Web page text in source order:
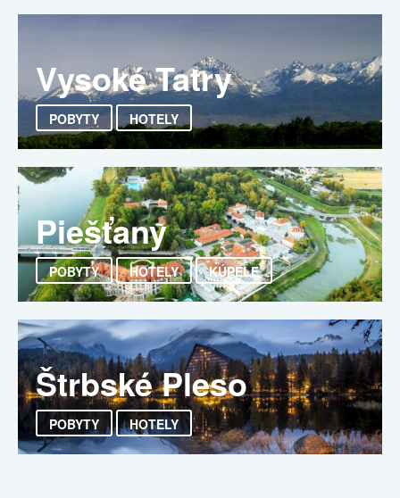
Vysoké Tatry
POBYTY HOTELY
Piešťany
POBYTY HOTELY KÚPELE
Štrbské Pleso
POBYTY HOTELY